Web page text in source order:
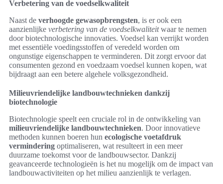
Verbetering van de voedselkwaliteit
Naast de verhoogde gewasopbrengsten, is er ook een
aanzienlijke verbetering van de voedselkwaliteitwaar te nemen
door biotechnologische innovaties. Voedsel kan verrijkt worden
met essentiële voedingsstoffen of veredeld worden om
ongunstige eigenschappen te verminderen. Dit zorgt ervoor dat
consumenten gezond en voedzaam voedsel kunnen kopen, wat
bijdraagt aan een betere algehele volksgezondheid.
Milieuvriendelijke landbouwtechnieken dankzij
biotechnologie
Biotechnologie speelt een cruciale rol in de ontwikkeling van
milieuvriendelijke landbouwtechnieken. Door innovatieve
methoden kunnen boeren hun ecologische voetafdruk
vermindering optimaliseren, wat resulteert in een meer
duurzame toekomst voor de landbouwsector. Dankzij
geavanceerde technologieën is het nu mogelijk om de impact van
landbouwactiviteiten op het milieu aanzienlijk te verlagen.